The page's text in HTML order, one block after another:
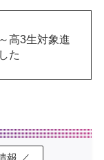
高3生対象進
た